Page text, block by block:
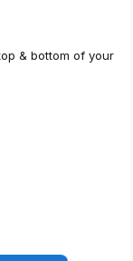
& bottom of your